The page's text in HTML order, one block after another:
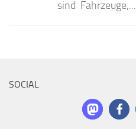
sind Fahrzeuge,...
SOCIAL